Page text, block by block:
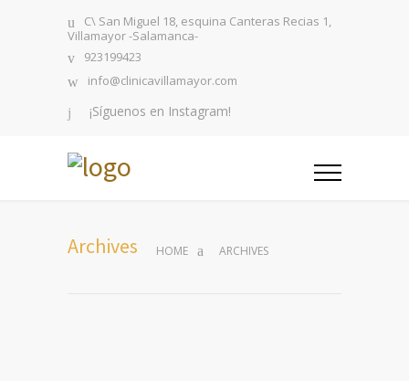
C\ San Miguel 18, esquina Canteras Recias 1,
Villamayor -Salamanca-
923199423
info@clinicavillamayor.com
¡Síguenos en Instagram!
Archives HOME ARCHIVES